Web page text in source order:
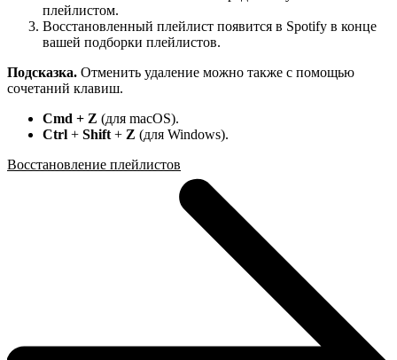
плейлистом.
Восстановленный плейлист появится в Spotify в конце
вашей подборки плейлистов.
Подсказка. Отменить удаление можно также с помощью
сочетаний клавиш.
Cmd + Z (для macOS).
Ctrl + Shift + Z (для Windows).
Восстановление плейлистов